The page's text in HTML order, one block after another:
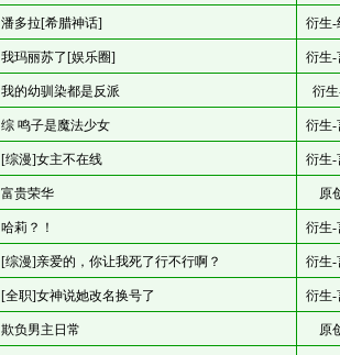
潘多拉[希腊神话] 衍生-
我玛丽苏了[娱乐圈] 衍生-
我的幼驯染都是反派 衍
综 鸣子是魔法少女 衍生-
[综漫]女主不在线 衍生-
富贵荣华 原
哈莉？！ 衍生-
[综漫]亲爱的，你让我死了行不行啊？ 衍生-
[全职]女神说她改名换号了 衍生-
欺负男主日常 原